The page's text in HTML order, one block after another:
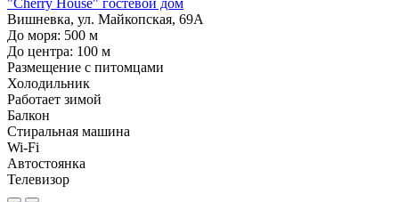
Вишневка, ул. Майкопская, 69А
До моря: 500 м
До центра: 100 м
Размещение с питомцами
Холодильник
Работает зимой
Балкон
Стиральная машина
Wi-Fi
Автостоянка
Телевизор